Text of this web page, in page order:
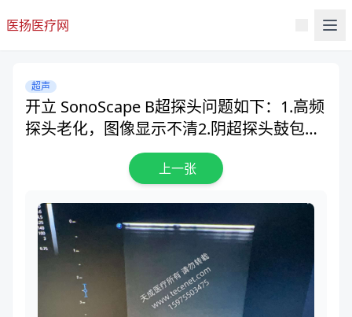
医扬医疗网
超声
开立 SonoScape B超探头问题如下：1.高频
探头老化，图像显示不清2.阴超探头鼓包，
手按压鼓包处，黑影会随之移动变化
上一张